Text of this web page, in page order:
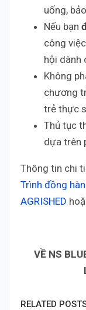
uống,
Nếu bạn
công
hội dành
Không
chương
trẻ thực
Thủ tục
dựa trên
Thông tin chi
Trình đồng
AGRISHED
VỀ NS
RELATED